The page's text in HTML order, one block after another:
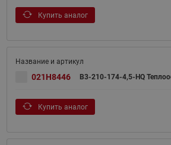
Купить аналог
021H8446 B3-210-174-4,5-HQ
Купить аналог